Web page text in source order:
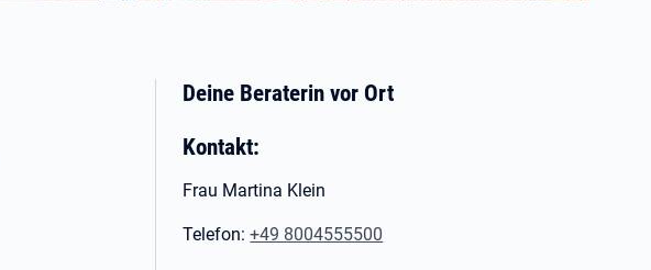
Deine Beraterin vor Ort
Kontakt:
Frau Martina Klein
Telefon:+49 8004555500